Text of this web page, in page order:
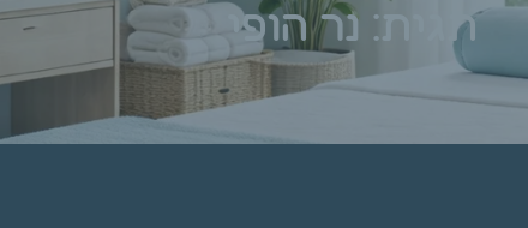
תגית: נר הופי